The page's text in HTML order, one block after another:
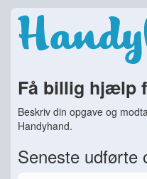
Få billig hjælp
Beskriv din opgave og
Handyhand.
Seneste udførte